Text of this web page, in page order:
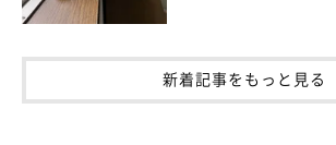
同居猫にぴったりくっつく猫。その気
新着記事をもっと見る